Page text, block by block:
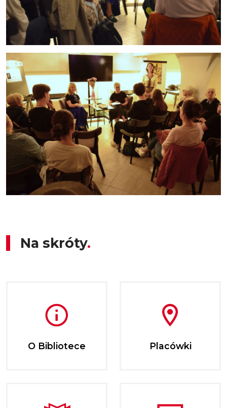
cn7_12062026_02.jpg
Na skróty
O Bibliotece Placówki